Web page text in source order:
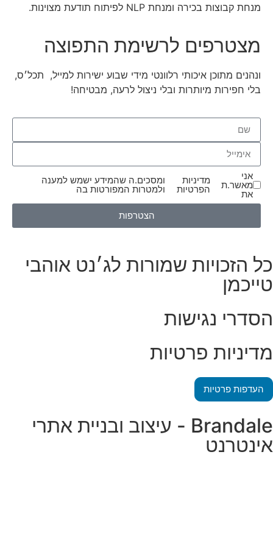
מנחת קבוצות בכירה ומנחת NLP לפיתוח תודעת מצוינות.
מצטרפים לרשימת התפוצה
ונהנים מתוכן איכותי רלוונטי מידי שבוע ישירות למייל, תכל׳ס,
בלי חפירות מיותרות ובלי ניצול לרעה, מבטיחה!
אני
מאשר.ת
את
מדיניות
הפרטיות
ומסכים.ה שהמידע ישמש למענה
ולמטרות המפורטות בה
הצטרפות
כל הזכויות שמורות לג׳נט אוהבי
טייכמן
הסדרי נגישות
מדיניות פרטיות
העדפות פרטיות
Brandale - עיצוב ובניית אתרי
אינטרנט